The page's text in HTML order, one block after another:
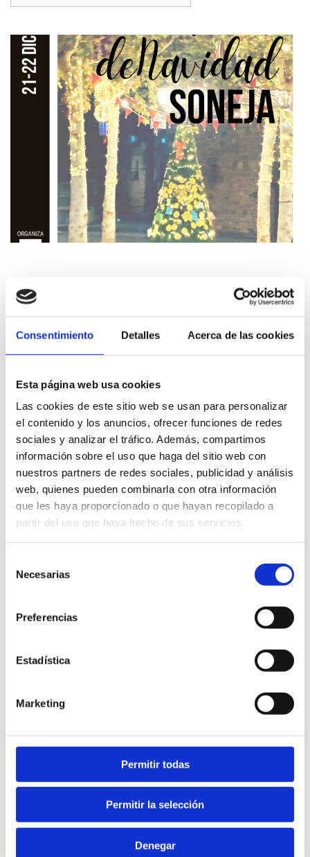
Consentimiento Detalles Acerca de las cookies
Esta página web usa cookies
Las cookies de este sitio web se usan para personalizar
el contenido y los anuncios, ofrecer funciones de redes
sociales y analizar el tráfico. Además, compartimos
información sobre el uso que haga del sitio web con
nuestros partners de redes sociales, publicidad y análisis
web, quienes pueden combinarla con otra información
que les haya proporcionado o que hayan recopilado a
partir del uso que haya hecho de sus servicios.
Necesarias
Preferencias
Estadística
Marketing
Permitir todas
Permitir la selección
Denegar
VI Mostra de l'Oliva Trencada i la Garrofa